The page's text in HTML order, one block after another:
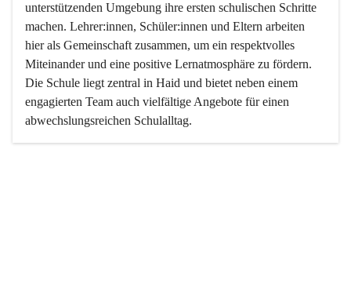
unterstützenden Umgebung ihre ersten schulischen Schritte
machen. Lehrer:innen, Schüler:innen und Eltern arbeiten
hier als Gemeinschaft zusammen, um ein respektvolles
Miteinander und eine positive Lernatmosphäre zu fördern.
Die Schule liegt zentral in Haid und bietet neben einem
engagierten Team auch vielfältige Angebote für einen
abwechslungsreichen Schulalltag.